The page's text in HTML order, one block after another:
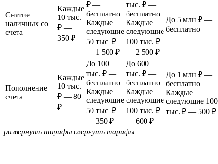
Снятие
наличных со
счета
Каждые
10 тыс.
₽ —
350 ₽
₽ —
бесплатно
Каждые
следующие
50 тыс. ₽
— 1 500 ₽
тыс. ₽ —
бесплатно
Каждые
следующие
100 тыс. ₽
— 2 500 ₽
До 5 млн ₽ —
бесплатно
Пополнение
счета
Каждые
10 тыс.
₽ — 80
₽
До 100
тыс. ₽ —
бесплатно
Каждые
следующие
50 тыс. ₽
— 350 ₽
До 600
тыс. ₽ —
бесплатно
Каждые
следующие
100 тыс. ₽
— 600 ₽
До 1 млн ₽ —
бесплатно
Каждые
следующие 100
тыс. ₽ — 500 ₽
развернуть тарифы свернуть тарифы